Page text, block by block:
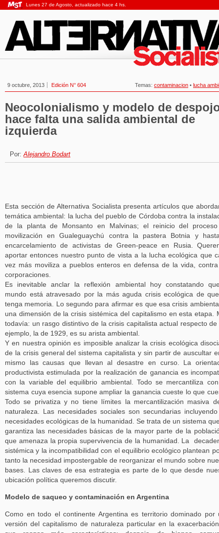
Lunes 27 de Agosto, actualizado hace 4 hs.
9 octubre, 2013 Edición N° 604 Temas: contaminacion • lucha
Neocolonialismo y modelo de
hace falta una salida ambiental de
izquierda
Por:Alejandro Bodart
Esta sección de Alternativa Socialista presenta artículos que
temática ambiental: la lucha del pueblo de Córdoba contra la
de la planta de Monsanto en Malvinas; el reinicio del
movilización en Gualeguaychú contra la pastera Botnia y
encarcelamiento de activistas de Green-peace en Rusia.
aportar entonces nuestro punto de vista a la lucha ecológica que
vez más moviliza a pueblos enteros en defensa de la vida,
corporaciones.
Es inevitable anclar la reflexión ambiental hoy constatando
mundo está atravesado por la más aguda crisis ecológica de
tenga memoria. Lo segundo para afirmar es que esa crisis
una dimensión de la crisis sistémica del capitalismo en esta etapa.
todavía: un rasgo distintivo de la crisis capitalista actual respecto de
ejemplo, la de 1929, es su arista ambiental.
Y en nuestra opinión es imposible analizar la crisis ecológica
de la crisis general del sistema capitalista y sin partir de auscultar
mismo las causas que llevan al desastre en curso. La
productivista estimulada por la realización de ganancia es
con la variable del equilibrio ambiental. Todo se mercantiliza
sistema cuya esencia supone ampliar la ganancia cueste lo que
Todo se privatiza y no tiene límites la mercantilización masiva
naturaleza. Las necesidades sociales son secundarias
necesidades ecológicas de la humanidad. Se trata de un sistema
garantiza las necesidades básicas de la mayor parte de la
que amenaza la propia supervivencia de la humanidad. La
sistémica y la incompatibilidad con el equilibrio ecológico plantean
tanto la necesidad impostergable de reorganizar el mundo sobre
bases. Las claves de esa estrategia es parte de lo que desde
ubicación política queremos discutir.
Modelo de saqueo y contaminación en Argentina
Como en todo el continente Argentina es territorio dominado por
versión del capitalismo de naturaleza particular en la